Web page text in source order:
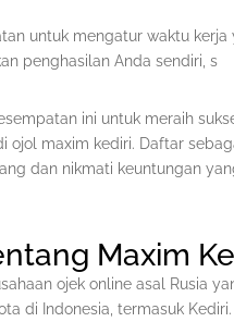
untuk mengatur waktu kerja
penghasilan Anda sendiri, s
ini untuk meraih
ojol maxim kediri. Daftar
dan nikmati keuntungan
Maxim
ojek online asal Rusia
di Indonesia, termasuk Kediri.